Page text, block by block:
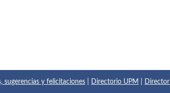
sugerencias y felicitaciones Directorio UPM